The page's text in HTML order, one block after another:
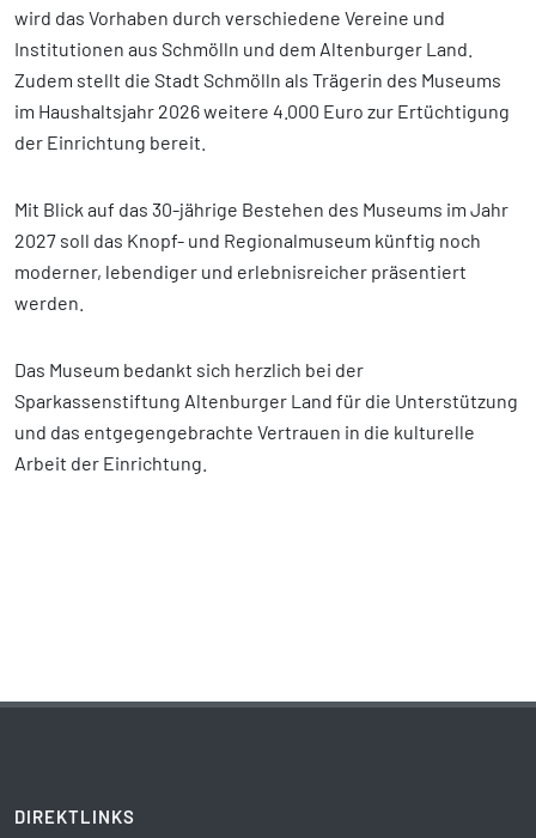
wird das Vorhaben durch verschiedene Vereine und
Institutionen aus Schmölln und dem Altenburger Land.
Zudem stellt die Stadt Schmölln als Trägerin des Museums
im Haushaltsjahr 2026 weitere 4.000 Euro zur Ertüchtigung
der Einrichtung bereit.
Mit Blick auf das 30-jährige Bestehen des Museums im Jahr
2027 soll das Knopf- und Regionalmuseum künftig noch
moderner, lebendiger und erlebnisreicher präsentiert
werden.
Das Museum bedankt sich herzlich bei der
Sparkassenstiftung Altenburger Land für die Unterstützung
und das entgegengebrachte Vertrauen in die kulturelle
Arbeit der Einrichtung.
DIREKTLINKS